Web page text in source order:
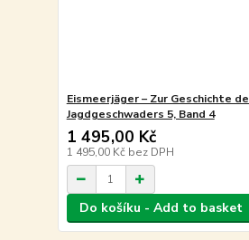
Eismeerjäger – Zur Geschichte
Jagdgeschwaders 5, Band 4
1 495,00 Kč
1 495,00 Kč bez DPH
Do košíku - Add to basket